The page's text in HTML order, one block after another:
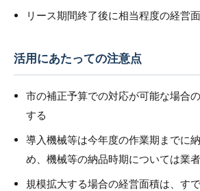
リース期間終了後に相当程度の経営
活用にあたっての注意点
市の補正予算での対応が可能な場合
する
導入機械等は今年度の作業期までに
め、機械等の納品時期については業
規模拡大する場合の経営面積は、す